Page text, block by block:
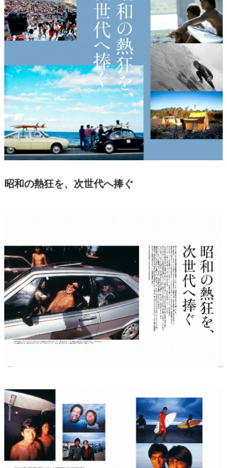
今月のプレゼント
昭和の熱狂を、次世代へ捧ぐ
湘南
千葉北
伊豆
千葉南
大阪
四国
沖縄
お知らせ
その他
ルール＆How to
VOTE!
サーファーズ
ライター/寄稿メディア
Core Surf Japan
mitsuteru Kamio
Yasunari Inoue
Yoshiyuki Obata
SURFMEDIA
Colors MAGAZINE
WAVAL
波伝説アンバサダー/プロライダー
福島寿実子
中浦“JET”章
波伝説スタッフ
☆加藤
波伝説